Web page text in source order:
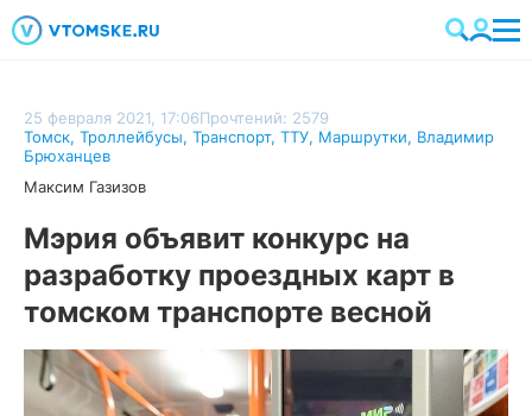
25 февраля 2021, 17:06Прочтений: 2579
Томск, Троллейбусы, Транспорт, ТТУ, Маршрутки, Владимир
Брюханцев
Максим Газизов
Мэрия объявит конкурс на
разработку проездных карт в
томском транспорте весной